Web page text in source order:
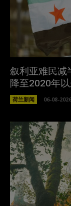
叙利亚难民减
降至2020年
荷兰新闻 06-08-2026